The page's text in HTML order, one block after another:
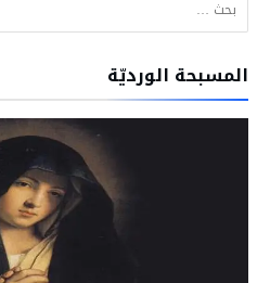
المسبحة الورديّة